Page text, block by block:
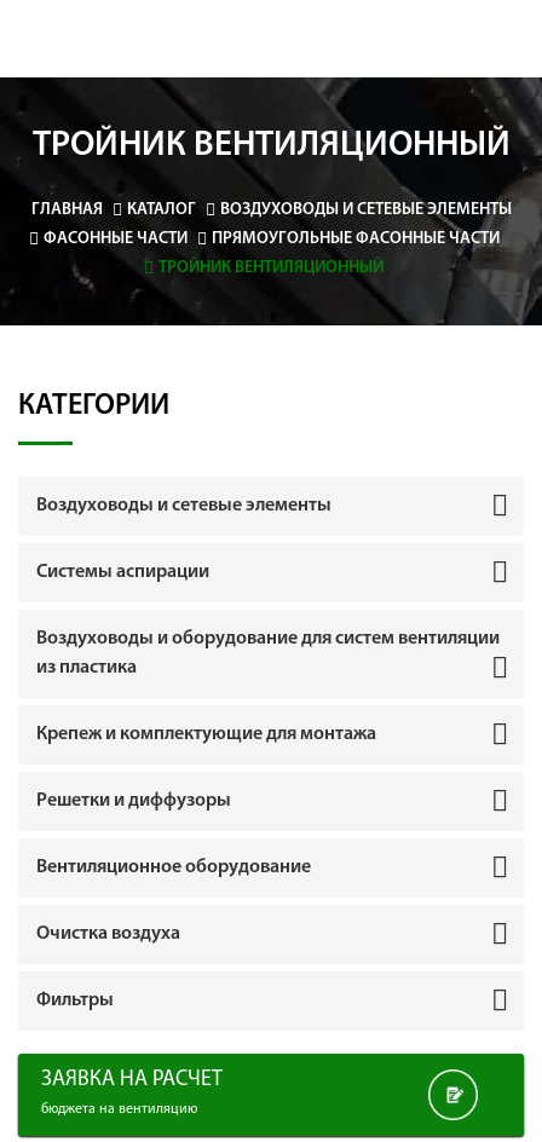
ТРОЙНИК ВЕНТИЛЯЦИОННЫЙ
ГЛАВНАЯ КАТАЛОГ
ВОЗДУХОВОДЫ И СЕТЕВЫЕ ЭЛЕМЕНТЫ
ФАСОННЫЕ ЧАСТИ
ПРЯМОУГОЛЬНЫЕ ФАСОННЫЕ ЧАСТИ
ТРОЙНИК ВЕНТИЛЯЦИОННЫЙ
КАТЕГОРИИ
Воздуховоды и сетевые элементы
Системы аспирации
Воздуховоды и оборудование для систем вентиляции
из пластика
Крепеж и комплектующие для монтажа
Решетки и диффузоры
Вентиляционное оборудование
Очистка воздуха
Фильтры
ЗАЯВКА НА РАСЧЕТ
бюджета на вентиляцию